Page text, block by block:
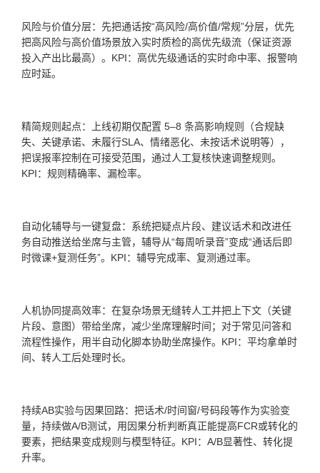
风险与价值分层：先把通话按“高风险/高价值/常规”分层，优先
把高风险与高价值场景放入实时质检的高优先级流（保证资源
投入产出比最高）。KPI：高优先级通话的实时命中率、报警响
应时延。
精简规则起点：上线初期仅配置 5–8 条高影响规则（合规缺
失、关键承诺、未履行SLA、情绪恶化、未按话术说明等），
把误报率控制在可接受范围，通过人工复核快速调整规则。
KPI：规则精确率、漏检率。
自动化辅导与一键复盘：系统把疑点片段、建议话术和改进任
务自动推送给坐席与主管，辅导从“每周听录音”变成“通话后即
时微课+复测任务”。KPI：辅导完成率、复测通过率。
人机协同提高效率：在复杂场景无缝转人工并把上下文（关键
片段、意图）带给坐席，减少坐席理解时间；对于常见问答和
流程性操作，用半自动化脚本协助坐席操作。KPI：平均拿单时
间、转人工后处理时长。
持续AB实验与因果回路：把话术/时间窗/号码段等作为实验变
量，持续做A/B测试，用因果分析判断真正能提高FCR或转化的
要素，把结果变成规则与模型特征。KPI：A/B显著性、转化提
升率。